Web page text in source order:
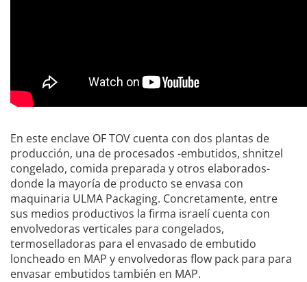
En este enclave OF TOV cuenta con dos plantas de
producción, una de procesados -embutidos, shnitzel
congelado, comida preparada y otros elaborados-
donde la mayoría de producto se envasa con
maquinaria ULMA Packaging. Concretamente, entre
sus medios productivos la firma israelí cuenta con
envolvedoras verticales para congelados,
termoselladoras para el envasado de embutido
loncheado en MAP y envolvedoras flow pack para para
envasar embutidos también en MAP.